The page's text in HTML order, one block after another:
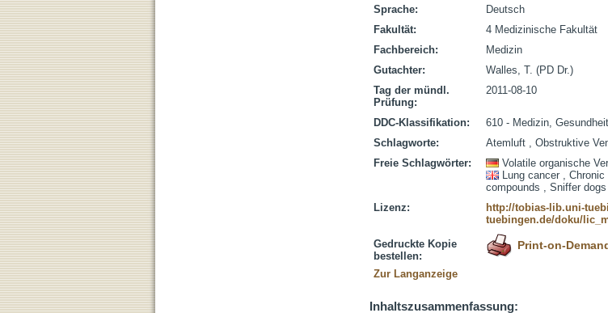
Sprache:
Deutsch
Fakultät:
4 Medizinische Fakultät
Fachbereich:
Medizin
Gutachter:
Walles, T. (PD Dr.)
Tag der mündl.
Prüfung:
2011-08-10
DDC-Klassifikation:
610 - Medizin, Gesundheit
Schlagworte:
Atemluft , Obstruktive
Freie Schlagwörter:
Volatile organische
Lung cancer ,
compounds , Sniffer dogs
Lizenz:
http://tobias-lib.uni-
tuebingen.de/doku/
Gedruckte Kopie
bestellen:
Print-on-
Zur Langanzeige
Inhaltszusammenfassung: